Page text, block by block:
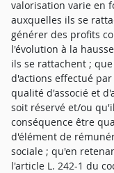
valorisation varie en
auxquelles ils se
générer des profits
l'évolution à la
ils se rattachent ;
d'actions effectué
qualité d'associé et
soit réservé et/ou
conséquence être
d'élément de
sociale ; qu'en
l'article L. 242-1 du